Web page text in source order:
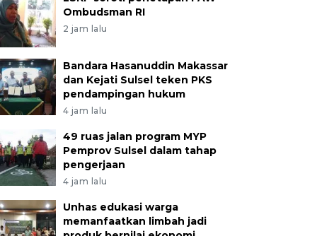
Ombudsman RI
2 jam lalu
Bandara Hasanuddin Makassar
dan Kejati Sulsel teken PKS
pendampingan hukum
4 jam lalu
49 ruas jalan program MYP
Pemprov Sulsel dalam tahap
pengerjaan
4 jam lalu
Unhas edukasi warga
memanfaatkan limbah jadi